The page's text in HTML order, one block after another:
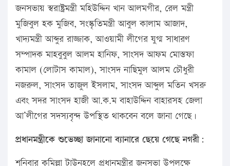
জনসভায় স্বরাষ্ট্রমন্ত্রী মহিউদ্দিন খান আলমগীর, রেল মন্ত্রী
মুজিবুল হক মুজিব, সংস্কৃতিমন্ত্রী আবুল কালাম আজাদ,
খাদ্যমন্ত্রী আব্দুর রাজ্জাক, আওয়ামী লীগের যুগ্ম সাধারণ
সম্পাদক মাহবুবুল আলম হানিফ, সাংসদ আফম মোস্তফা
কামাল (লোটাস কামাল), সাংসদ নাছিমুল আলম চৌধুরী
নজরুল, সাংসদ তাজুল ইসলাম, সাংসদ আব্দুল মতিন খসরু
এবং সদর সাংসদ হাজী আ.ক.ম বাহাউদ্দিন বাহারসহ জেলা
আ’লীগের সদস্যবৃন্দ উপস্থিত থাকবেন বলে জানা গেছে।
প্রধানমন্ত্রীকে শুভেচ্ছা জানানো ব্যানারে ছেয়ে গেছে নগরী:
শনিবার কুমিল্লা টাউনহলে প্রধানমন্ত্রীর জনসভা উপলক্ষে